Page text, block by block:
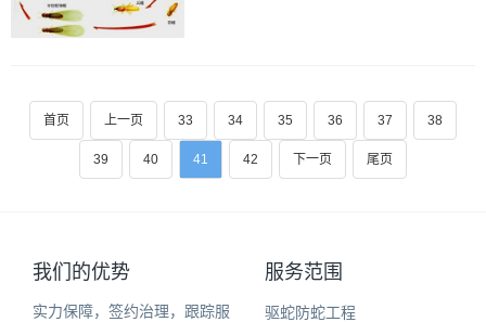
首页 上一页 33 34 35 36 37 38
39 40 41 42 下一页 尾页
我们的优势
实力保障，签约治理，跟踪服
服务范围
驱蛇防蛇工程